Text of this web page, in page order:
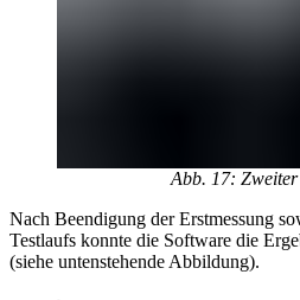
Abb. 17: Zweiter
Nach Beendigung der Erstmessung
Testlaufs konnte die Software die
(siehe untenstehende Abbildung).